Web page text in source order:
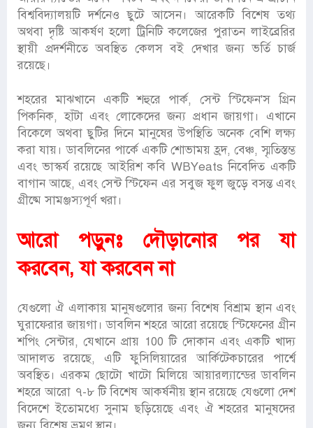
বিশ্ববিদ্যালয়টি দর্শনেও ছুটে আসেন। আরেকটি বিশেষ তথ্য
অথবা দৃষ্টি আকর্ষণ হলো ট্রিনিটি কলেজের পুরাতন লাইব্রেরির
স্থায়ী প্রদর্শনীতে অবস্থিত কেলস বই দেখার জন্য ভর্তি চার্জ
রয়েছে।
শহরের মাঝখানে একটি শহুরে পার্ক, সেন্ট স্টিফেন'স গ্রিন
পিকনিক, হাঁটা এবং লোকেদের জন্য প্রধান জায়গা। এখানে
বিকেলে অথবা ছুটির দিনে মানুষের উপস্থিতি অনেক বেশি লক্ষ্য
করা যায়। ডাবলিনের পার্কে একটি শোভাময় হ্রদ, বেঞ্চ, স্মৃতিস্তম্ভ
এবং ভাস্কর্য রয়েছে আইরিশ কবি WBYeats নিবেদিত একটি
বাগান আছে, এবং সেন্ট স্টিফেন এর সবুজ ফুল জুড়ে বসন্ত এবং
গ্রীষ্মে সামঞ্জস্যপূর্ণ খরা।
আরো পড়ুনঃ দৌড়ানোর পর যা
করবেন, যা করবেন না
যেগুলো ঐ এলাকায় মানুষগুলোর জন্য বিশেষ বিশ্রাম স্থান এবং
ঘুরাফেরার জায়গা। ডাবলিন শহরে আরো রয়েছে স্টিফেনের গ্রীন
শপিং সেন্টার, যেখানে প্রায় 100 টি দোকান এবং একটি খাদ্য
আদালত রয়েছে, এটি ফুসিলিয়ারের আর্কিটেকচারের পার্শ্বে
অবস্থিত। এরকম ছোটো খাটো মিলিয়ে আয়ারল্যান্ডের ডাবলিন
শহরে আরো ৭-৮ টি বিশেষ আকর্ষনীয় স্থান রয়েছে যেগুলো দেশ
বিদেশে ইতোমধ্যে সুনাম ছড়িয়েছে এবং ঐ শহরের মানুষদের